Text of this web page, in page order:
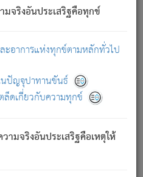
จริงอันประเสริฐคือทุกข์
อาการแห่งทุกข์ตามหลักทั่วไป
ปัญจุปาทานขันธ์
ดเกี่ยวกับความทุกข์
มจริงอันประเสริฐคือเหตุให้
าวว่า สมณะหรือพราหมณ์ทั้ง
ปธิทั้งปวง.
นทั้งปวง ความเกิดขึ้นแห่ง
) สัตว์ทั้งหลายอันอวิชาหนา
นดีในภพอันเป็นแล้วนั้น ย่อม
[3]เพื่อความมีแห่งประโยชน์โดย
มดนั้น ไม่เที่ยง เป็นทุกข์ มี